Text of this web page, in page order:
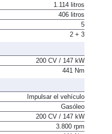
1.114 litros
406 litros
5
200 CV / 147 kW
Impulsar el vehículo
Gasóleo
200 CV / 147 kW